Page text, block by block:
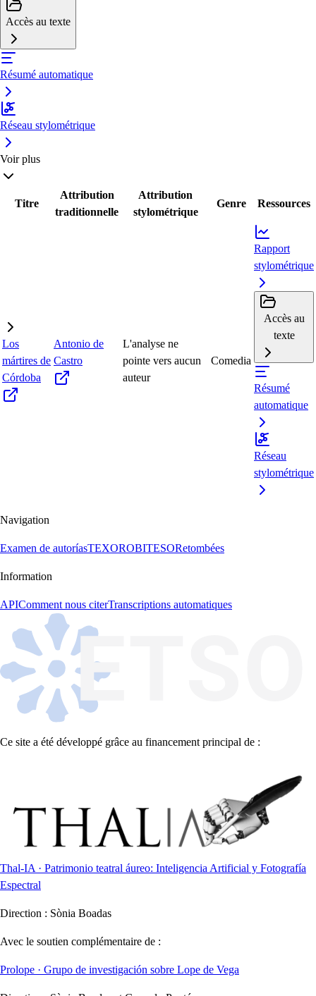
Accès au texte
Résumé automatique
Réseau stylométrique
Voir plus
Titre
Attribution
traditionnelle
Attribution
stylométrique
Genre Ressources
Los
mártires de
Córdoba
Antonio de
Castro
L'analyse ne
pointe vers aucun
auteur
Comedia
Rapport
stylométrique
Accès au
texte
Résumé
automatique
Réseau
stylométrique
Navigation
Examen de autoríasTEXOROBITESORetombées
Information
APIComment nous citerTranscriptions automatiques
Ce site a été développé grâce au financement principal de :
Thal-IA · Patrimonio teatral áureo: Inteligencia Artificial y Fotografía
Espectral
Direction : Sònia Boadas
Avec le soutien complémentaire de :
Prolope · Grupo de investigación sobre Lope de Vega